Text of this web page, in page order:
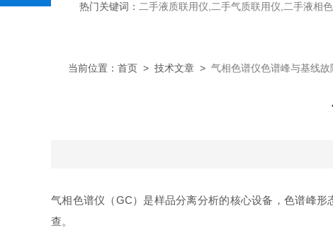
热门关键词： 二手液质联用仪,二手气质联用仪,二手液相
当前位置： 首页 > 技术文章 > 气相色谱仪色谱峰与基线故
气相色谱仪（GC）是样品分离分析的核心设备，色谱峰
查。